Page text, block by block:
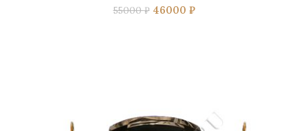
55000₽ 46000 ₽